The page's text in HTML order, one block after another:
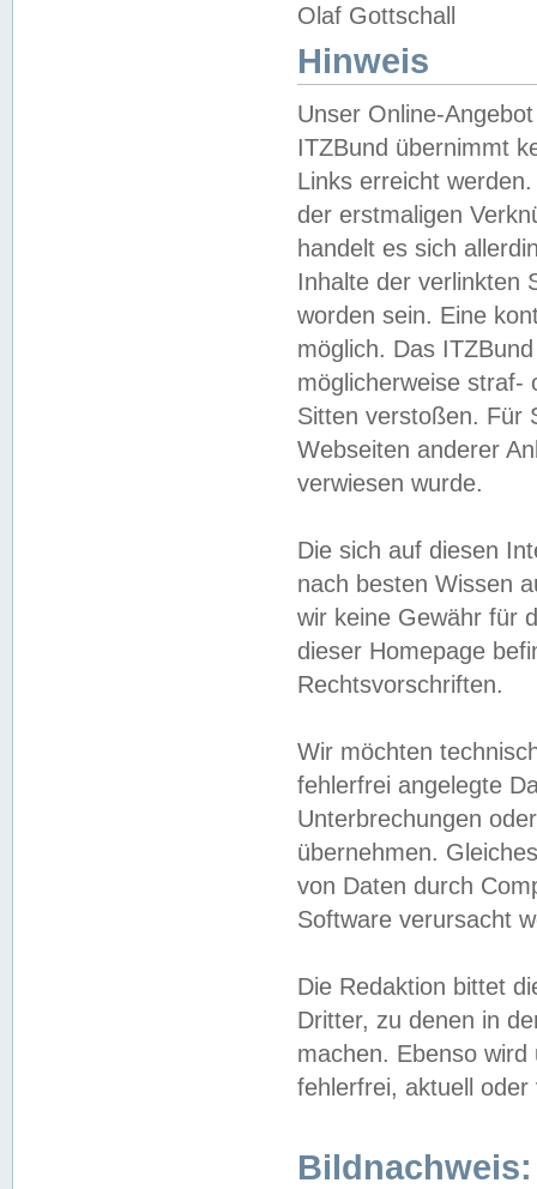
Olaf Gottschall
Hinweis
Unser Online-
ITZBund übernimmt
Links erreicht
der erstmaligen
handelt es sich
Inhalte der verlinkten
worden sein. Eine
möglich. Das
möglicherweise straf-
Sitten verstoßen. Für
Webseiten anderer
verwiesen wurde.
Die sich auf diesen
nach besten Wissen
wir keine Gewähr für
dieser Homepage
Rechtsvorschriften.
Wir möchten
fehlerfrei angelegte
Unterbrechungen
übernehmen.
von Daten durch
Software verursacht
Die Redaktion bittet
Dritter, zu denen in
machen. Ebenso
fehlerfrei, aktuell oder
Bildnachweis: